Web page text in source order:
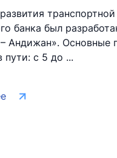
банка был
– Андижан».
пути: с 5 до ...